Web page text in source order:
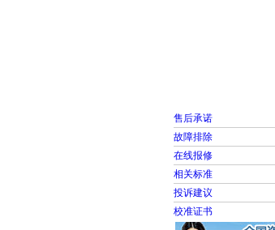
售后承诺
故障排除
在线报修
相关标准
投诉建议
校准证书